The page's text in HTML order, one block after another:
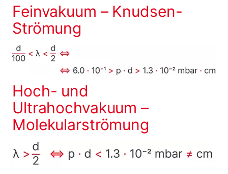
Feinvakuum – Knudsen-
Strömung
Hoch- und
Ultrahochvakuum –
Molekularströmung